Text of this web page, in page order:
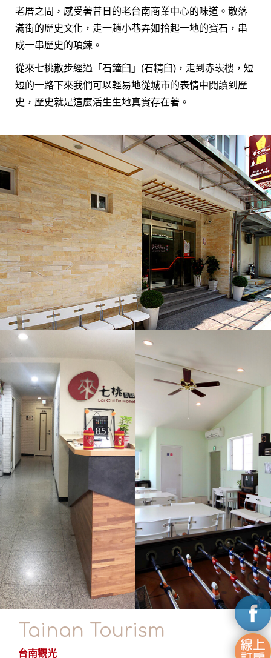
老厝之間，感受著昔日的老台南商業中心的味道。散落
滿街的歷史文化，走一趟小巷弄如拾起一地的寶石，串
成一串歷史的項鍊。
從來七桃散步經過「石鐘臼」(石精臼)，走到赤崁樓，短
短的一路下來我們可以輕易地從城市的表情中閱讀到歷
史，歷史就是這麼活生生地真實存在著。
Tainan Tourism
台南觀光